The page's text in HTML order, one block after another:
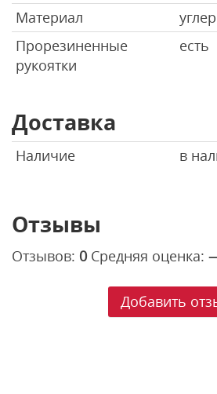
Материал
Прорезиненные
рукоятки
есть
Доставка
Наличие в
Отзывы
Отзывов: 0 Средняя оценка:
Добавить